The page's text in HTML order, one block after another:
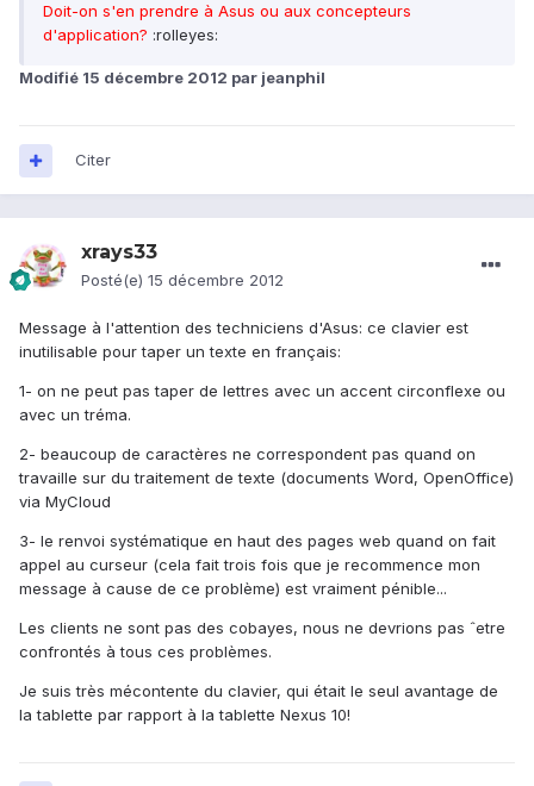
Doit-on s'en prendre à Asus ou aux concepteurs
d'application? :rolleyes:
Modifié 15 décembre 2012 par jeanphil
Citer
xrays33
Posté(e) 15 décembre 2012
Message à l'attention des techniciens d'Asus: ce clavier est
inutilisable pour taper un texte en français:
1- on ne peut pas taper de lettres avec un accent circonflexe ou
avec un tréma.
2- beaucoup de caractères ne correspondent pas quand on
travaille sur du traitement de texte (documents Word, OpenOffice)
via MyCloud
3- le renvoi systématique en haut des pages web quand on fait
appel au curseur (cela fait trois fois que je recommence mon
message à cause de ce problème) est vraiment pénible...
Les clients ne sont pas des cobayes, nous ne devrions pas ˆetre
confrontés à tous ces problèmes.
Je suis très mécontente du clavier, qui était le seul avantage de
la tablette par rapport à la tablette Nexus 10!